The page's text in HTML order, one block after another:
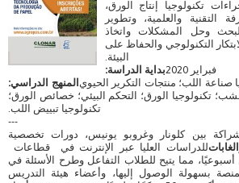
تكنولوجيا إنتاج الورق،
التقنية والعلمية، وتطوير
وحل المشكلات واتخاذ
التكنولوجي والحفاظ على
البيئة.
بداية الدراسة:
فبراير 2020
المنهج الدراسي: صناعة اللب؛ منتجات التكرير الحيوي
تكنولوجيا الورق؛ التحكم البيئي؛ خصائص الورق؛
تكنولوجيا تبييض اللب.
---
بين كلونار وغروبو يونيس، دورات تخصصية
للدراسات العليا عبر الإنترنت في قطاعات
مما يتيح للطلاب التفاعل وطرح الأسئلة في
بسهولة الوصول إليها، وأعضاء هيئة التدريس